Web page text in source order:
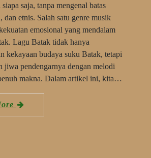
saja, tanpa mengenal batas
dan etnis. Salah satu genre musik
emosional yang mendalam
Lagu Batak tidak hanya
kekayaan budaya suku Batak, tetapi
jiwa pendengarnya dengan melodi
makna. Dalam artikel ini, kita…